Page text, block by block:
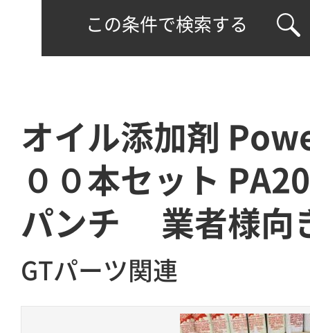
この条件で検索する
オイル添加剤
００本セット
パンチ 業者様向
GTパーツ関連